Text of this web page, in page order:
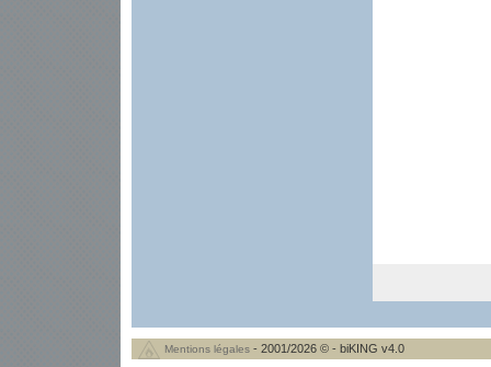
Mentions légales - 2001/2026 © - biKING v4.0